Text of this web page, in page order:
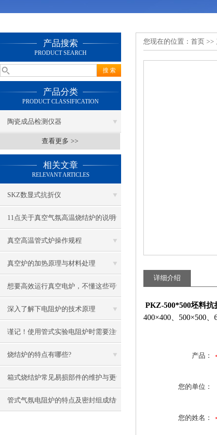
产品搜索
PRODUCT SEARCH
产品分类
PRODUCT CLASSIFICATION
陶瓷成品检测仪器
查看更多 >>
相关文章
RELEVANT ARTICLES
SKZ数显式抗折仪
11点关于真空气氛高温烧结炉的说明
真空高温管式炉操作规程
真空炉的加热原理与材料处理
想要高效运行真空电炉，不懂这些可
不行
深入了解下电阻炉的技术原理
谨记！使用管式实验电阻炉时需要注
意这些
烧结炉的特点有哪些?
箱式烧结炉常见易损部件的维护与更
换指南
管式气氛电阻炉的特点及密封组成结
您现在的位置： 首页 >>
详细介绍
PKZ-500*500坯料抗
400×400、500×500
产品：
您的单位：
您的姓名：